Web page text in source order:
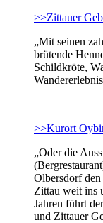
>>Zittauer
„Mit seinen
brütende
Schildkröte,
>>Kurort
„Oder die
Olbersdorf
Zittau weit ins
Jahren führt
und Zittauer